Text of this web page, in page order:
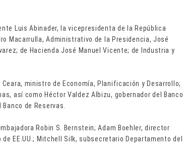
Luis Abinader, la vicepresidenta de la República
Macarrulla, Administrativo de la Presidencia, José
de Hacienda José Manuel Vicente; de Industria y
ministro de Economía, Planificación y Desarrollo;
así como Héctor Valdez Albizu, gobernador del Banco
de Reservas.
Robin S. Bernstein; Adam Boehler, director
EE.UU.; Mitchell Silk, subsecretario Departamento del